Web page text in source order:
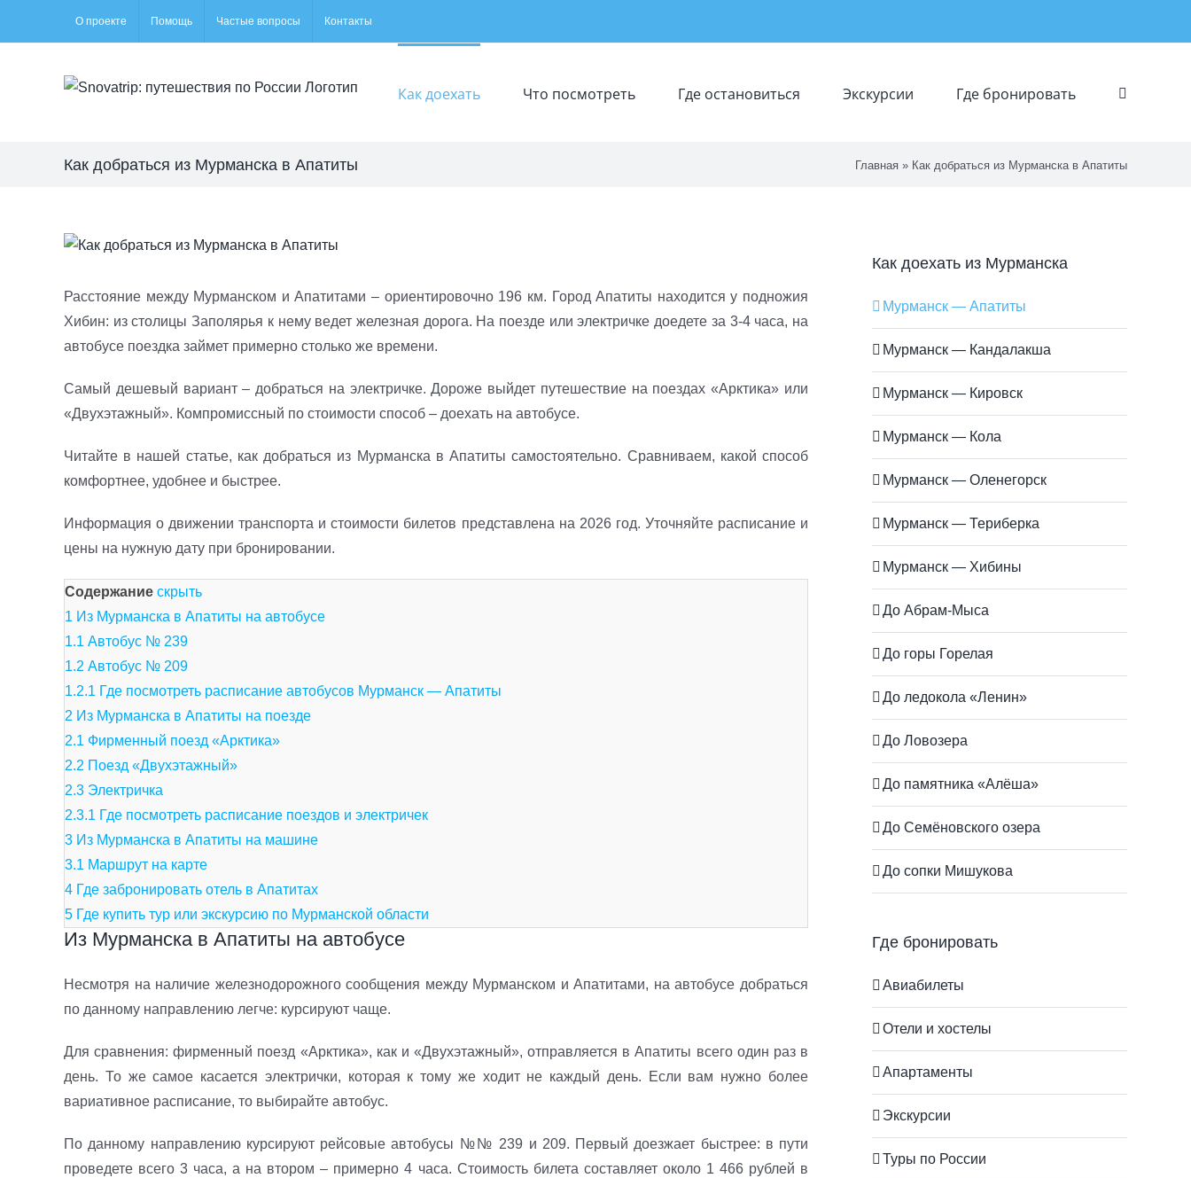
О проекте Помощь Частые вопросы Контакты
Как доехать Что посмотреть Где остановиться Экскурсии Где бронировать
Как добраться из Мурманска в Апатиты Главная » Как добраться из Мурманска в Апатиты
View
Image
Расстояние между Мурманском и Апатитами – ориентировочно 196 км. Город Апатиты находится у подножия
Хибин: из столицы Заполярья к нему ведет железная дорога. На поезде или электричке доедете за 3-4 часа, на
автобусе поездка займет примерно столько же времени.
Самый дешевый вариант – добраться на электричке. Дороже выйдет путешествие на поездах «Арктика» или
«Двухэтажный». Компромиссный по стоимости способ – доехать на автобусе.
Читайте в нашей статье, как добраться из Мурманска в Апатиты самостоятельно. Сравниваем, какой способ
комфортнее, удобнее и быстрее.
Информация о движении транспорта и стоимости билетов представлена на 2026 год. Уточняйте расписание и
цены на нужную дату при бронировании.
Содержание скрыть
1 Из Мурманска в Апатиты на автобусе
1.1 Автобус № 239
1.2 Автобус № 209
1.2.1 Где посмотреть расписание автобусов Мурманск — Апатиты
2 Из Мурманска в Апатиты на поезде
2.1 Фирменный поезд «Арктика»
2.2 Поезд «Двухэтажный»
2.3 Электричка
2.3.1 Где посмотреть расписание поездов и электричек
3 Из Мурманска в Апатиты на машине
3.1 Маршрут на карте
4 Где забронировать отель в Апатитах
5 Где купить тур или экскурсию по Мурманской области
Из Мурманска в Апатиты на автобусе
Несмотря на наличие железнодорожного сообщения между Мурманском и Апатитами, на автобусе добраться
по данному направлению легче: курсируют чаще.
Для сравнения: фирменный поезд «Арктика», как и «Двухэтажный», отправляется в Апатиты всего один раз в
день. То же самое касается электрички, которая к тому же ходит не каждый день. Если вам нужно более
вариативное расписание, то выбирайте автобус.
По данному направлению курсируют рейсовые автобусы №№ 239 и 209. Первый доезжает быстрее: в пути
проведете всего 3 часа, а на втором – примерно 4 часа. Стоимость билета составляет около 1 466 рублей в
Как доехать из Мурманска
Мурманск — Апатиты
Мурманск — Кандалакша
Мурманск — Кировск
Мурманск — Кола
Мурманск — Оленегорск
Мурманск — Териберка
Мурманск — Хибины
До Абрам-Мыса
До горы Горелая
До ледокола «Ленин»
До Ловозера
До памятника «Алёша»
До Семёновского озера
До сопки Мишукова
Где бронировать
Авиабилеты
Отели и хостелы
Апартаменты
Экскурсии
Туры по России